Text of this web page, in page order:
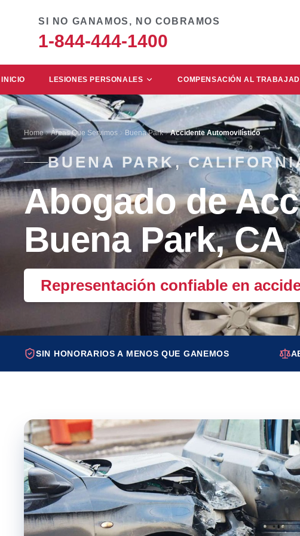
SI NO GANAMOS, NO COBRAMOS
1-844-444-1400
INICIO LESIONES PERSONALES COMPENSACIÓN AL
Home Áreas Que Servimos Buena Park Accidente Automovilístico
BUENA PARK,
Abogado de
Buena Park, CA
Representación confiable en
SIN HONORARIOS A MENOS QUE GANEMOS